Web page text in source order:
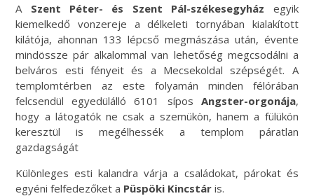
A Szent Péter- és Szent Pál-székesegyház egyik
kiemelkedő vonzereje a délkeleti tornyában kialakított
kilátója, ahonnan 133 lépcső megmászása után, évente
mindössze pár alkalommal van lehetőség megcsodálni a
belváros esti fényeit és a Mecsekoldal szépségét. A
templomtérben az este folyamán minden félórában
felcsendül egyedülálló 6101 sípos Angster-orgonája,
hogy a látogatók ne csak a szemükön, hanem a fülükön
keresztül is megélhessék a templom páratlan
gazdagságát
Különleges esti kalandra várja a családokat, párokat és
egyéni felfedezőket a Püspöki Kincstár is.